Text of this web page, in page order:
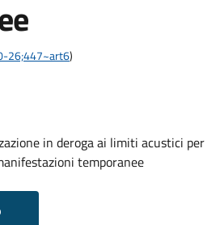
26;447~art6)
in deroga ai limiti acustici per
temporanee